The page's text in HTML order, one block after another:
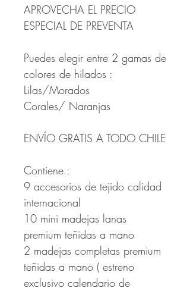
APROVECHA EL PRECIO
ESPECIAL DE PREVENTA
Puedes elegir entre 2 gamas de
colores de hilados :
Lilas/Morados
Corales/ Naranjas
ENVÍO GRATIS A TODO CHILE
Contiene :
9 accesorios de tejido calidad
internacional
10 mini madejas lanas
premium teñidas a mano
2 madejas completas premium
teñidas a mano ( estreno
exclusivo calendario de